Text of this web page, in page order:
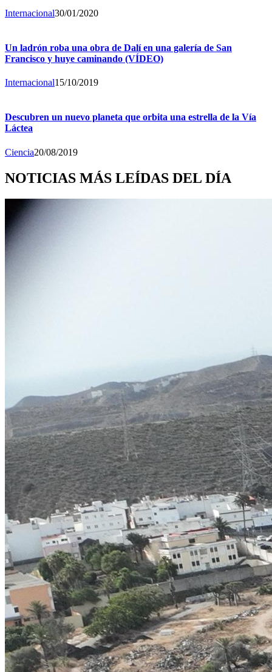
Internacional30/01/2020
Un ladrón roba una obra de Dalí en una galería de San
Francisco y huye caminando (VÍDEO)
Internacional15/10/2019
Descubren un nuevo planeta que orbita una estrella de la Vía
Láctea
Ciencia20/08/2019
NOTICIAS MÁS LEÍDAS DEL DÍA